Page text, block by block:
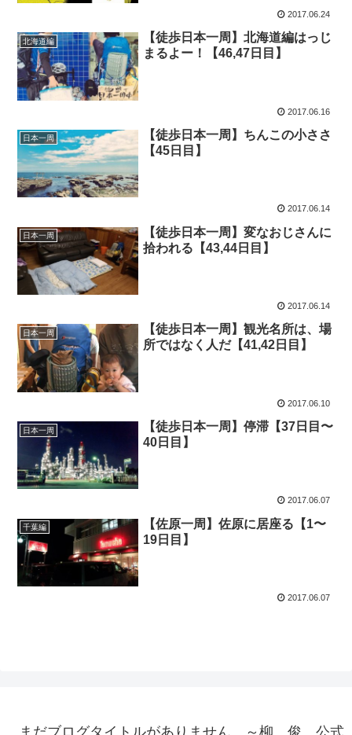
2017.06.24
北海道編
【徒歩日本一周】北海道編はっじ
まるよー！【46,47日目】
2017.06.16
日本一周
【徒歩日本一周】ちんこの小ささ
【45日目】
2017.06.14
日本一周
【徒歩日本一周】変なおじさんに
拾われる【43,44日目】
2017.06.14
日本一周
【徒歩日本一周】観光名所は、場
所ではなく人だ【41,42日目】
2017.06.10
日本一周
【徒歩日本一周】停滞【37日目〜
40日目】
2017.06.07
千葉編
【佐原一周】佐原に居座る【1〜
19日目】
2017.06.07